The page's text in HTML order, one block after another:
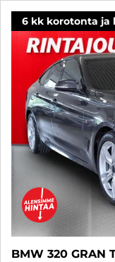
6 kk korotonta ja
BMW 320 GRAN